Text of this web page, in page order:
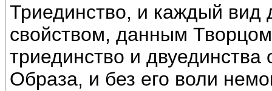
Триединство, и каждый вид
свойством, данным
триединство и двуединства
Образа, и без его воли